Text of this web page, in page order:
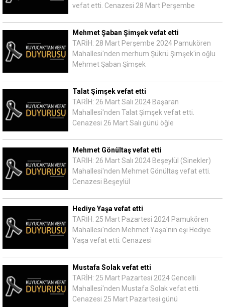
vefat etti. Cenazesi 28 Mart Perşembe
Mehmet Şaban Şimşek vefat etti
TARİH: 28 Mart Perşembe 2024 Pamukören
Mahallesi'nden merhum Şükrü Şimşek'in oğlu
Mehmet Şaban Şimşek
Talat Şimşek vefat etti
TARİH: 26 Mart Salı 2024 Başaran
Mahallesi'nden Talat Şimşek vefat etti.
Cenazesi 26 Mart Salı günü öğle
Mehmet Gönültaş vefat etti
TARİH: 26 Mart Salı 2024 Beşeylül (Sinekler)
Mahallesi'nden Mehmet Gönültaş vefat etti.
Cenazesi Beşeylül
Hediye Yaşa vefat etti
TARİH: 25 Mart Pazartesi 2024 Pamukören
Mahallesi'nden Mehmet Yaşa'nın eşi Hediye
Yaşa vefat etti. Cenazesi
Mustafa Solak vefat etti
TARİH: 25 Mart Pazartesi 2024 Gencelli
Mahallesi'nden Mustafa Solak vefat etti.
Cenazesi 25 Mart Pazartesi günü